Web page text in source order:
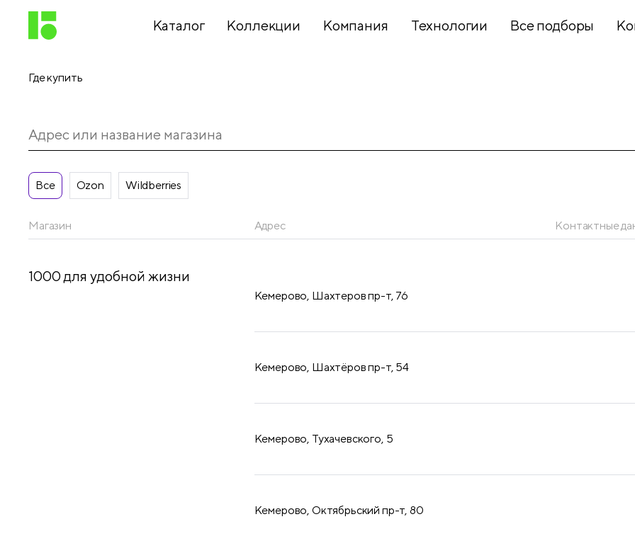
Каталог
принадлежности
Папки,
Школьный
Бумажная
Коллекции Компания Технологии Все подборы
Где купить
Все Ozon Wildberries
Магазин Адрес Контактные
1000 для удобной жизни
Кемерово, Шахтеров пр-т, 76
Кемерово, Шахтёров пр-т, 54
Кемерово, Тухачевского, 5
Кемерово, Октябрьский пр-т, 80